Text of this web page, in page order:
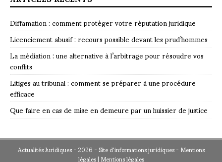
Diffamation : comment protéger votre réputation juridique
Licenciement abusif : recours possible devant les prud’hommes
La médiation : une alternative à l’arbitrage pour résoudre vos
conflits
Litiges au tribunal : comment se préparer à une procédure
efficace
Que faire en cas de mise en demeure par un huissier de justice
Actualités Juridiques - 2026 - Site d'informations juridiques - Mentions